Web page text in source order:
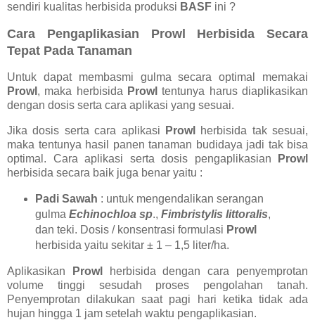
sendiri kualitas herbisida produksi BASF ini ?
Cara Pengaplikasian Prowl Herbisida Secara
Tepat Pada Tanaman
Untuk dapat membasmi gulma secara optimal memakai
Prowl , maka herbisida Prowl tentunya harus diaplikasikan
dengan dosis serta cara aplikasi yang sesuai.
Jika dosis serta cara aplikasi Prowl
herbisida tak sesuai,
maka tentunya hasil panen tanaman budidaya jadi tak bisa
optimal. Cara aplikasi serta dosis pengaplikasian
Prowl
herbisida secara baik juga benar yaitu :
Padi Sawah : untuk mengendalikan serangan
gulma Echinochloa sp., Fimbristylis littoralis,
dan teki. Dosis / konsentrasi formulasi Prowl
herbisida yaitu sekitar ± 1 – 1,5 liter/ha.
Aplikasikan Prowl
herbisida dengan cara penyemprotan
volume tinggi sesudah proses pengolahan tanah.
Penyemprotan dilakukan saat pagi hari ketika tidak ada
hujan hingga 1 jam setelah waktu pengaplikasian.